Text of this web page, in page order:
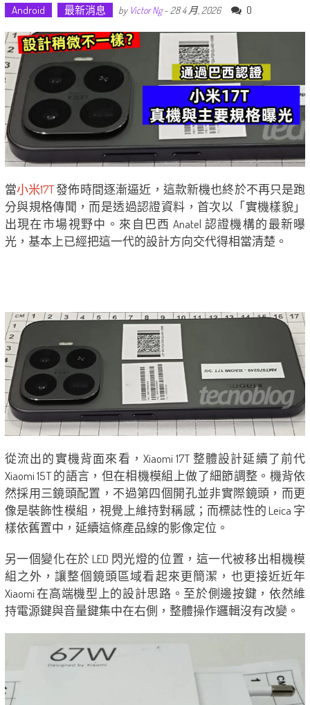
Android 最新消息 by Victor Ng- 28 4 月, 2026 0
當小米17T發佈時間逐漸逼近，這款新機也終於不再只是跑
分與規格傳聞，而是透過認證資料，首次以「實機樣貌」
出現在市場視野中。來自巴西 Anatel 認證機構的最新曝
光，基本上已經把這一代的設計方向交代得相當清楚。
從流出的實機背面來看，Xiaomi 17T 整體設計延續了前代
Xiaomi 15T 的語言，但在相機模組上做了細節調整。機背依
然採用三鏡頭配置，不過第四個開孔並非實際鏡頭，而更
像是裝飾性模組，視覺上維持對稱感；而標誌性的 Leica 字
樣依舊置中，延續這條產品線的影像定位。
另一個變化在於 LED 閃光燈的位置，這一代被移出相機模
組之外，讓整個鏡頭區域看起來更簡潔，也更接近近年
Xiaomi 在高端機型上的設計思路。至於側邊按鍵，依然維
持電源鍵與音量鍵集中在右側，整體操作邏輯沒有改變。